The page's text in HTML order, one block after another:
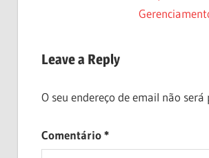
JA-
TW-
artigos
Next
Leave a Reply
O seu endereço de email não será
Comentário*